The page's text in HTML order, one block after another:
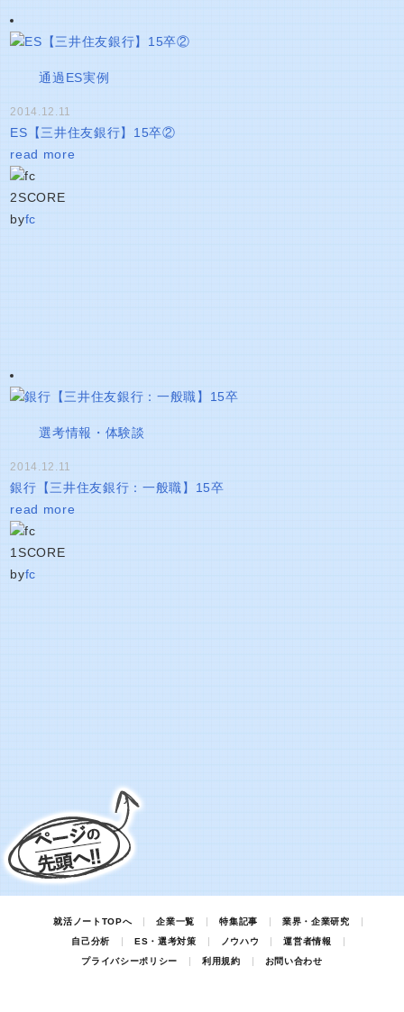
通過ES実例
2014.12.11
ES【三井住友銀行】15卒②
read more
2SCORE
byfc
選考情報・体験談
2014.12.11
銀行【三井住友銀行：一般職】15卒
read more
1SCORE
byfc
就活ノートTOPへ 企業一覧 特集記事
業界・企業研究
自己分析
ES・選考対策 ノウハウ
運営者情報
プライバシーポリシー
利用規約 お問い合わせ